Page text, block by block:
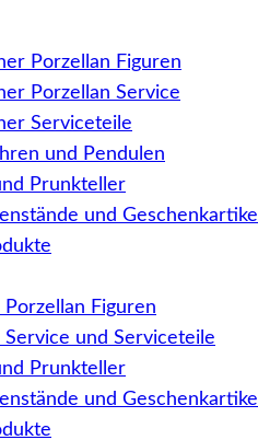
Porzellan Figuren
Porzellan Service
Serviceteile
und Pendulen
Prunkteller
und Geschenkartikel
Porzellan Figuren
Service und Serviceteile
Prunkteller
und Geschenkartikel